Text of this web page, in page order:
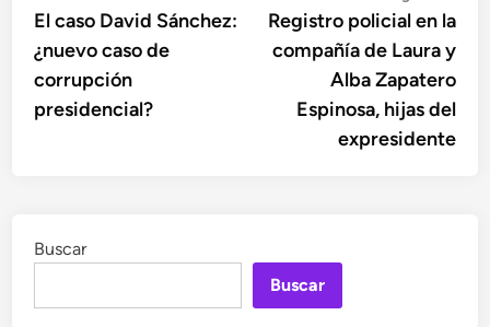
de
entradas
anterior:
El caso David Sánchez:
¿nuevo caso de
corrupción
presidencial?
Registro policial en la
compañía de Laura y
Alba Zapatero
Espinosa, hijas del
expresidente
Buscar
Buscar